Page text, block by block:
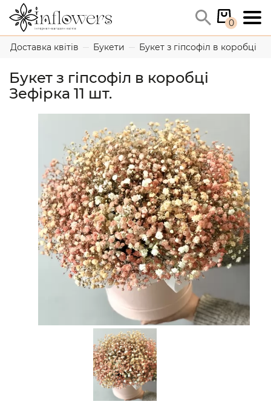
0
Доставка квітів Букети Букет з гіпсофіл в коробці
Букет з гіпсофіл в коробці
Зефірка 11 шт.